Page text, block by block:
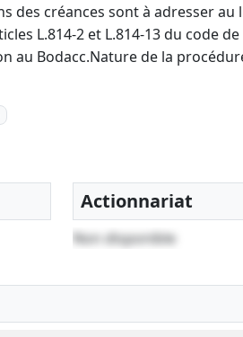
des créances sont à adresser
L.814-2 et L.814-13 du code
au Bodacc.Nature de la
Actionnariat
Non disponible